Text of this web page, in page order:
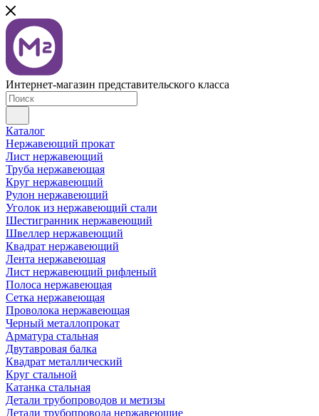
Интернет-магазин представительского класса
Каталог
Нержавеющий прокат
Лист нержавеющий
Труба нержавеющая
Круг нержавеющий
Рулон нержавеющий
Уголок из нержавеющий стали
Шестигранник нержавеющий
Швеллер нержавеющий
Квадрат нержавеющий
Лента нержавеющая
Лист нержавеющий рифленый
Полоса нержавеющая
Сетка нержавеющая
Проволока нержавеющая
Черный металлопрокат
Арматура стальная
Двутавровая балка
Квадрат металлический
Круг стальной
Катанка стальная
Детали трубопроводов и метизы
Детали трубопровода нержавеющие